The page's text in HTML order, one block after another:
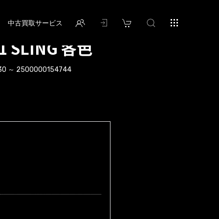
中古買取サービス
SLING 各色
～ 2500000154744